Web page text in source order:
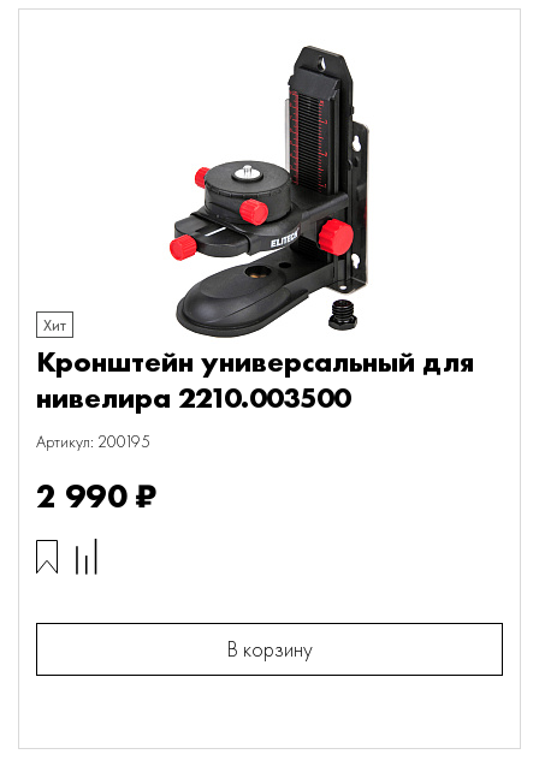
Хит
Кронштейн универсальный для
нивелира 2210.003500
Артикул: 200195
2 990 ₽
В корзину